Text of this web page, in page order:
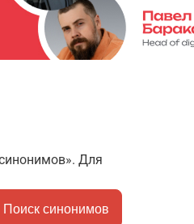
Для
Поиск синонимов